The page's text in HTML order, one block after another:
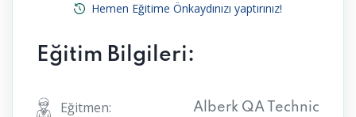
Hemen Eğitime Önkaydınızı yaptırınız!
Eğitim Bilgileri:
Eğitmen: Alberk QA Technic